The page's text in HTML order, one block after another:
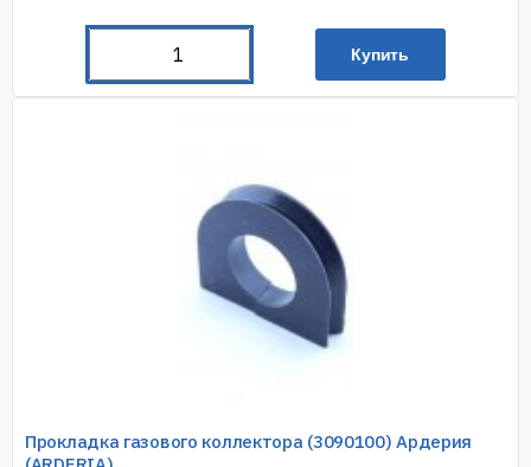
Купить
Прокладка газового коллектора (3090100) Ардерия